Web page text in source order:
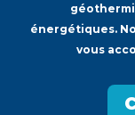
énergétiques.
vous